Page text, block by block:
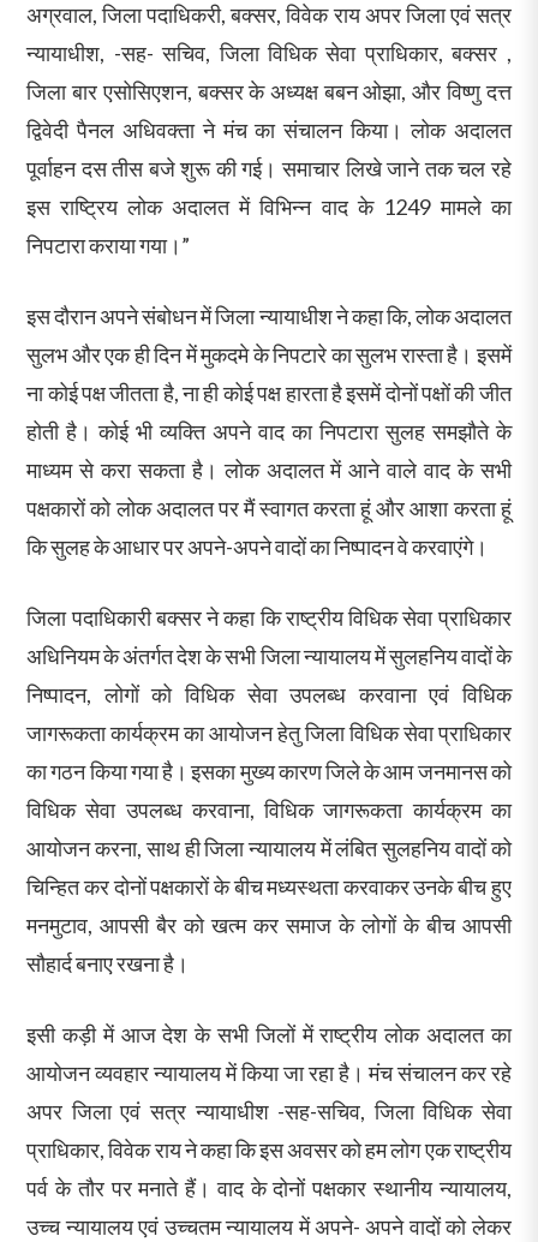
अग्रवाल, जिला पदाधिकरी, बक्सर, विवेक राय अपर जिला एवं सत्र
न्यायाधीश, -सह- सचिव, जिला विधिक सेवा प्राधिकार, बक्सर ,
जिला बार एसोसिएशन, बक्सर के अध्यक्ष बबन ओझा, और विष्णु दत्त
द्विवेदी पैनल अधिवक्ता ने मंच का संचालन किया। लोक अदालत
पूर्वाहन दस तीस बजे शुरू की गई। समाचार लिखे जाने तक चल रहे
इस राष्ट्रिय लोक अदालत में विभिन्न वाद के 1249 मामले का
निपटारा कराया गया।”
इस दौरान अपने संबोधन में जिला न्यायाधीश ने कहा कि, लोक अदालत
सुलभ और एक ही दिन में मुकदमे के निपटारे का सुलभ रास्ता है। इसमें
ना कोई पक्ष जीतता है, ना ही कोई पक्ष हारता है इसमें दोनों पक्षों की जीत
होती है। कोई भी व्यक्ति अपने वाद का निपटारा सुलह समझौते के
माध्यम से करा सकता है। लोक अदालत में आने वाले वाद के सभी
पक्षकारों को लोक अदालत पर मैं स्वागत करता हूं और आशा करता हूं
कि सुलह के आधार पर अपने-अपने वादों का निष्पादन वे करवाएंगे।
जिला पदाधिकारी बक्सर ने कहा कि राष्ट्रीय विधिक सेवा प्राधिकार
अधिनियम के अंतर्गत देश के सभी जिला न्यायालय में सुलहनिय वादों के
निष्पादन, लोगों को विधिक सेवा उपलब्ध करवाना एवं विधिक
जागरूकता कार्यक्रम का आयोजन हेतु जिला विधिक सेवा प्राधिकार
का गठन किया गया है। इसका मुख्य कारण जिले के आम जनमानस को
विधिक सेवा उपलब्ध करवाना, विधिक जागरूकता कार्यक्रम का
आयोजन करना, साथ ही जिला न्यायालय में लंबित सुलहनिय वादों को
चिन्हित कर दोनों पक्षकारों के बीच मध्यस्थता करवाकर उनके बीच हुए
मनमुटाव, आपसी बैर को खत्म कर समाज के लोगों के बीच आपसी
सौहार्द बनाए रखना है।
इसी कड़ी में आज देश के सभी जिलों में राष्ट्रीय लोक अदालत का
आयोजन व्यवहार न्यायालय में किया जा रहा है। मंच संचालन कर रहे
अपर जिला एवं सत्र न्यायाधीश -सह-सचिव, जिला विधिक सेवा
प्राधिकार, विवेक राय ने कहा कि इस अवसर को हम लोग एक राष्ट्रीय
पर्व के तौर पर मनाते हैं। वाद के दोनों पक्षकार स्थानीय न्यायालय,
उच्च न्यायालय एवं उच्चतम न्यायालय में अपने- अपने वादों को लेकर